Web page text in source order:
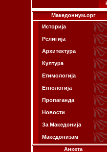
Македониум.орг
Историја
Религија
Архитектура
Култура
Етимологија
Етнологија
Пропаганда
Новости
За Македонија
Македонизам
Анкета